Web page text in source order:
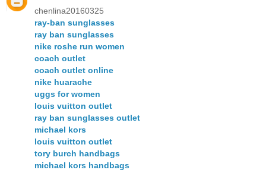
chenlina20160325
ray-ban sunglasses
ray ban sunglasses
nike roshe run women
coach outlet
coach outlet online
nike huarache
uggs for women
louis vuitton outlet
ray ban sunglasses outlet
michael kors
louis vuitton outlet
tory burch handbags
michael kors handbags